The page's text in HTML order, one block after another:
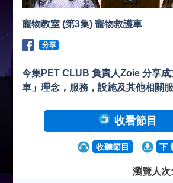
寵物教室 (第3集) 寵物救護車
分享
今集PET CLUB 負責人Zoie 分享成
車」理念，服務，設施及其他相關服
收看節目
收聽節目 下
瀏覽人